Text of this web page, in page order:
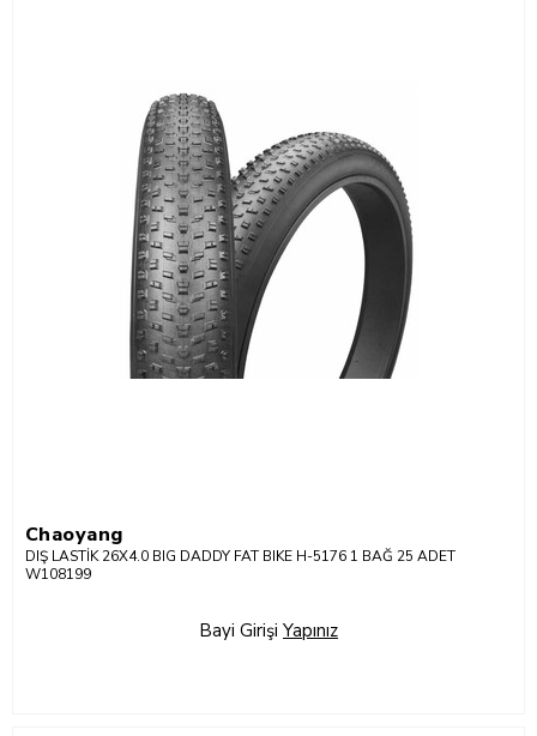
Chaoyang
DIŞ LASTİK 26X4.0 BIG DADDY FAT BIKE H-5176 1 BAĞ 25 ADET
W108199
Bayi Girişi Yapınız